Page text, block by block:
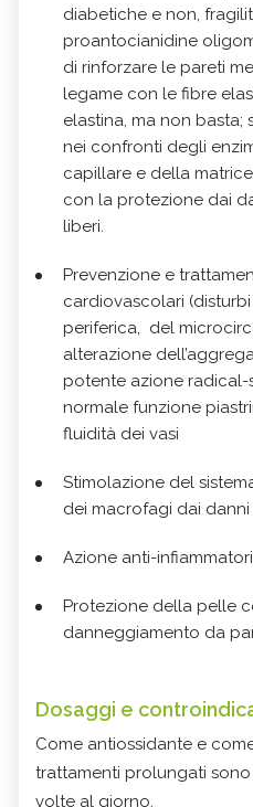
diabetiche e non,
proantocianidine
di rinforzare le pareti
legame con le fibre
elastina, ma non
nei confronti degli
capillare e della
con la protezione dai
liberi.
Prevenzione e
cardiovascolari
periferica, del
alterazione
potente azione
normale funzione
fluidità dei vasi
Stimolazione del
dei macrofagi dai
Azione anti-
Protezione della pelle
danneggiamento da
Dosaggi e
Come antiossidante e
trattamenti prolungati sono
volte al giorno.